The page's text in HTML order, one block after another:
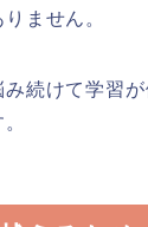
ません。
続けて学習が